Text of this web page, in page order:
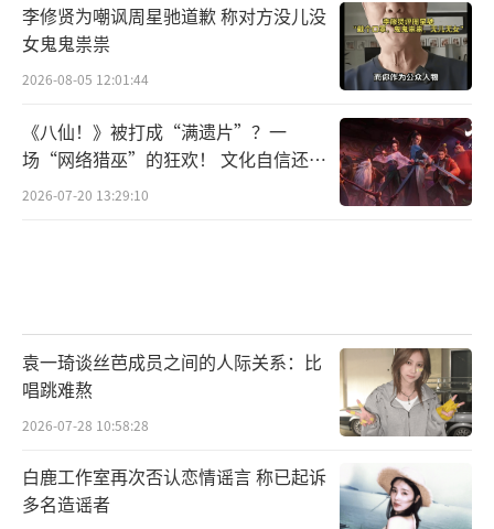
李修贤为嘲讽周星驰道歉 称对方没儿没
女鬼鬼祟祟
2026-08-05 12:01:44
《八仙！》被打成“满遗片”？一
场“网络猎巫”的狂欢！ 文化自信还是
焦虑？
2026-07-20 13:29:10
袁一琦谈丝芭成员之间的人际关系：比
唱跳难熬
2026-07-28 10:58:28
白鹿工作室再次否认恋情谣言 称已起诉
多名造谣者